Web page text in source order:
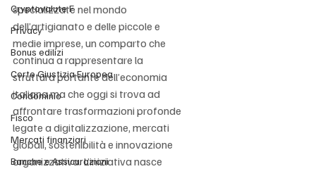
Cryptovalute F
Privacy
Bonus edilizi
Corte Giustizia Europea
Condominio
Fisco
Mercati finanziari
Banche e Assicurazioni
specializzate nel mondo
dell’artigianato e delle piccole e
medie imprese, un comparto che
continua a rappresentare la
struttura portante dell’economia
italiana ma che oggi si trova ad
affrontare trasformazioni profonde
legate a digitalizzazione, mercati
globali, sostenibilità e innovazione
organizzativa. L’iniziativa nasce